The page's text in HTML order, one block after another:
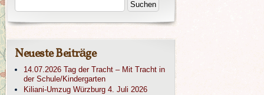
Neueste Beiträge
14.07.2026 Tag der Tracht – Mit Tracht in
der Schule/Kindergarten
Kiliani-Umzug Würzburg 4. Juli 2026